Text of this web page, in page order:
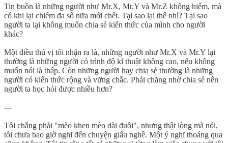
Tin buồn là những người như Mr.X, Mr.Y và Mr.Z không hiếm, mà
có khi lại chiếm đa số nữa mới chết. Tại sao lại thế nhỉ? Tại sao
người ta lại không muốn chia sẻ kiến thức của mình cho người
khác?
Một điều thú vị tôi nhận ra là, những người như Mr.X và Mr.Y lại
thường là những người có trình độ kĩ thuật không cao, nếu không
muốn nói là thấp. Còn những người hay chia sẻ thường là những
người có kiến thức rộng và vững chắc. Phải chăng nhờ chia sẻ nên
người ta học hỏi được nhiều hơn?
---
Tôi chẳng phải "mèo khen mèo dài đuôi", nhưng thật lòng mà nói,
tôi chưa bao giờ nghĩ đến chuyện giấu nghề. Một ý nghĩ thoáng qua